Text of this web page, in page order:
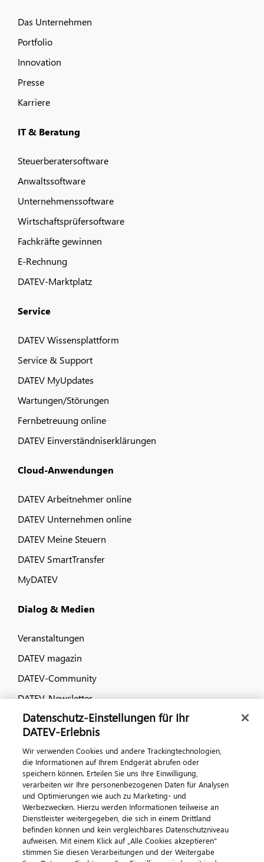
Das Unternehmen
Portfolio
Innovation
Presse
Karriere
IT & Beratung
Steuerberatersoftware
Anwaltssoftware
Unternehmenssoftware
Wirtschaftsprüfersoftware
Fachkräfte gewinnen
E-Rechnung
DATEV-Marktplatz
Service
DATEV Wissensplattform
Service & Support
DATEV MyUpdates
Wartungen/Störungen
Fernbetreuung online
DATEV Einverständniserklärungen
Cloud-Anwendungen
DATEV Arbeitnehmer online
DATEV Unternehmen online
DATEV Meine Steuern
DATEV SmartTransfer
MyDATEV
Dialog & Medien
Veranstaltungen
DATEV magazin
DATEV-Community
DATEV-Newsletter
Kontaktieren Sie uns
ImpressumDatenschutzAGB Kontakt
Cookie-Einstellungen
Datenschutz-Einstellungen für Ihr
DATEV-Erlebnis
Wir verwenden Cookies und andere Trackingtechnologien,
die Informationen auf Ihrem Endgerät abrufen oder
speichern können. Erteilen Sie uns Ihre Einwilligung,
verarbeiten wir Ihre personenbezogenen Daten für Analysen
und Optimierungen wie auch zu Marketing- und
Werbezwecken. Hierzu werden Informationen teilweise an
Dienstleister weitergegeben, die sich in einem Drittland
befinden können und kein vergleichbares Datenschutzniveau
aufweisen. Mit einem Klick auf „Alle Cookies akzeptieren"
stimmen Sie diesen Verarbeitungen und der Weitergabe